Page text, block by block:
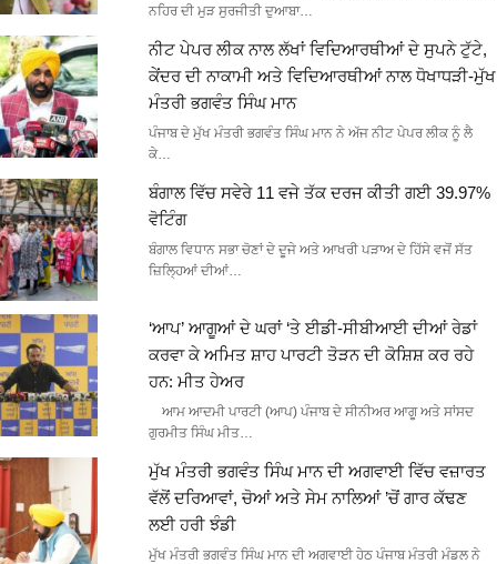
ਨਹਿਰ ਦੀ ਮੁੜ ਸੁਰਜੀਤੀ ਦੁਆਬਾ…
ਨੀਟ ਪੇਪਰ ਲੀਕ ਨਾਲ ਲੱਖਾਂ ਵਿਦਿਆਰਥੀਆਂ ਦੇ ਸੁਪਨੇ ਟੁੱਟੇ,
ਕੇਂਦਰ ਦੀ ਨਾਕਾਮੀ ਅਤੇ ਵਿਦਿਆਰਥੀਆਂ ਨਾਲ ਧੋਖਾਧੜੀ-ਮੁੱਖ
ਮੰਤਰੀ ਭਗਵੰਤ ਸਿੰਘ ਮਾਨ
ਪੰਜਾਬ ਦੇ ਮੁੱਖ ਮੰਤਰੀ ਭਗਵੰਤ ਸਿੰਘ ਮਾਨ ਨੇ ਅੱਜ ਨੀਟ ਪੇਪਰ ਲੀਕ ਨੂੰ ਲੈ
ਕੇ…
ਬੰਗਾਲ ਵਿੱਚ ਸਵੇਰੇ 11 ਵਜੇ ਤੱਕ ਦਰਜ ਕੀਤੀ ਗਈ 39.97%
ਵੋਟਿੰਗ
ਬੰਗਾਲ ਵਿਧਾਨ ਸਭਾ ਚੋਣਾਂ ਦੇ ਦੂਜੇ ਅਤੇ ਆਖਰੀ ਪੜਾਅ ਦੇ ਹਿੱਸੇ ਵਜੋਂ ਸੱਤ
ਜ਼ਿਲ੍ਹਿਆਂ ਦੀਆਂ…
‘ਆਪ’ ਆਗੂਆਂ ਦੇ ਘਰਾਂ ‘ਤੇ ਈਡੀ-ਸੀਬੀਆਈ ਦੀਆਂ ਰੇਡਾਂ
ਕਰਵਾ ਕੇ ਅਮਿਤ ਸ਼ਾਹ ਪਾਰਟੀ ਤੋੜਨ ਦੀ ਕੋਸ਼ਿਸ਼ ਕਰ ਰਹੇ
ਹਨ: ਮੀਤ ਹੇਅਰ
ਆਮ ਆਦਮੀ ਪਾਰਟੀ (ਆਪ) ਪੰਜਾਬ ਦੇ ਸੀਨੀਅਰ ਆਗੂ ਅਤੇ ਸਾਂਸਦ
ਗੁਰਮੀਤ ਸਿੰਘ ਮੀਤ…
ਮੁੱਖ ਮੰਤਰੀ ਭਗਵੰਤ ਸਿੰਘ ਮਾਨ ਦੀ ਅਗਵਾਈ ਵਿੱਚ ਵਜ਼ਾਰਤ
ਵੱਲੋਂ ਦਰਿਆਵਾਂ, ਚੋਆਂ ਅਤੇ ਸੇਮ ਨਾਲਿਆਂ ’ਚੋਂ ਗਾਰ ਕੱਢਣ
ਲਈ ਹਰੀ ਝੰਡੀ
ਮੁੱਖ ਮੰਤਰੀ ਭਗਵੰਤ ਸਿੰਘ ਮਾਨ ਦੀ ਅਗਵਾਈ ਹੇਠ ਪੰਜਾਬ ਮੰਤਰੀ ਮੰਡਲ ਨੇ